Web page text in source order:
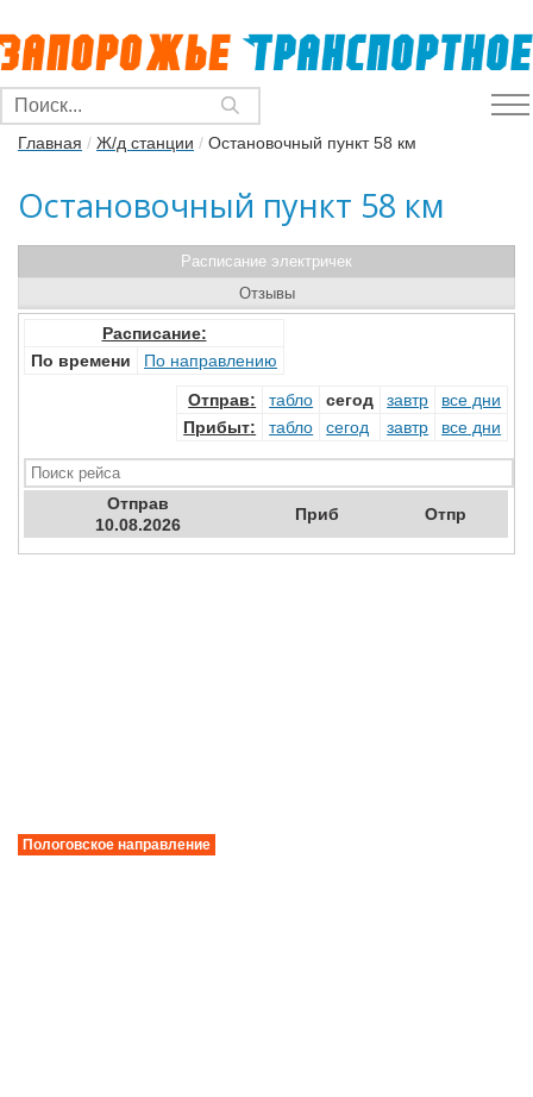
Главная / Ж/д станции / Остановочный пункт 58 км
Остановочный пункт 58 км
Расписание электричек
Расписание:
По времени
По направлению
Отправ: табло сегод завтр
все дни
Прибыт: табло сегод завтр все дни
Отправ
10.08.2026
Приб Отпр
Отзывы
Пологовское направление